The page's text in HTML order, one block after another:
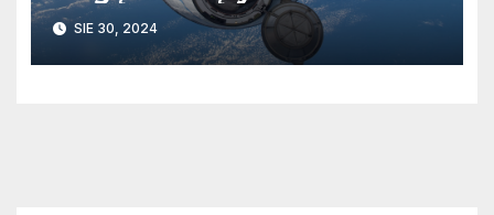
przed końcem ISS
SIE 30, 2024